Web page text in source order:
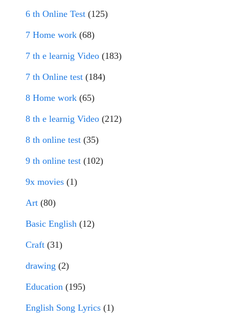
6 th Online Test (125)
7 Home work (68)
7 th e learnig Video (183)
7 th Online test (184)
8 Home work (65)
8 th e learnig Video (212)
8 th online test (35)
9 th online test (102)
9x movies (1)
Art (80)
Basic English (12)
Craft (31)
drawing (2)
Education (195)
English Song Lyrics (1)